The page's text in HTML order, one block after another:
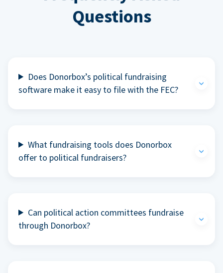
Questions
Does Donorbox’s political fundraising
software make it easy to file with the FEC?
What fundraising tools does Donorbox
offer to political fundraisers?
Can political action committees fundraise
through Donorbox?